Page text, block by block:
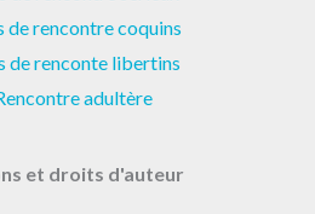
de rencontre coquins
de renconte libertins
adultère
et droits d'auteur